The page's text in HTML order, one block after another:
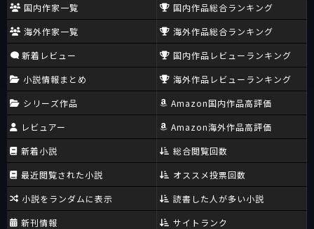
国内作家一覧
海外作家一覧
新着レビュー
小説情報まとめ
シリーズ作品
レビュアー
新着小説
最近閲覧された小説
小説をランダムに表示
新刊情報
国内作品総合ランキング
海外作品総合ランキング
国内作品レビューランキング
海外作品レビューランキング
Amazon国内作品高評価
Amazon海外作品高評価
総合閲覧回数
オススメ投票回数
読書した人が多い小説
サイトランク